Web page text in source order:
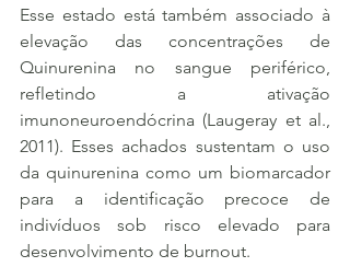
Esse estado está também associado à
elevação das concentrações de
Quinurenina no sangue periférico,
refletindo a ativação
imunoneuroendócrina (Laugeray et al.,
2011). Esses achados sustentam o uso
da quinurenina como um biomarcador
para a identificação precoce de
indivíduos sob risco elevado para
desenvolvimento de burnout.